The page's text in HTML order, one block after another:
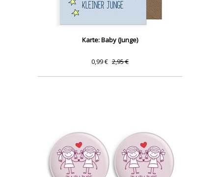
Karte: Baby (Junge)
0,99 € 2,95 €